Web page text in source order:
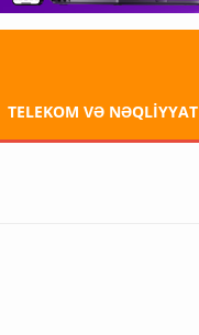
TELEKOM VƏ NƏQLİYYAT